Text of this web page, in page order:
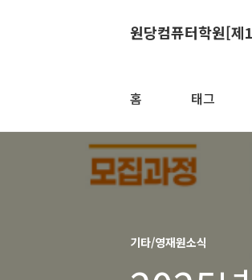
원당컴퓨터학원[
홈 태그
기타/영재원소식